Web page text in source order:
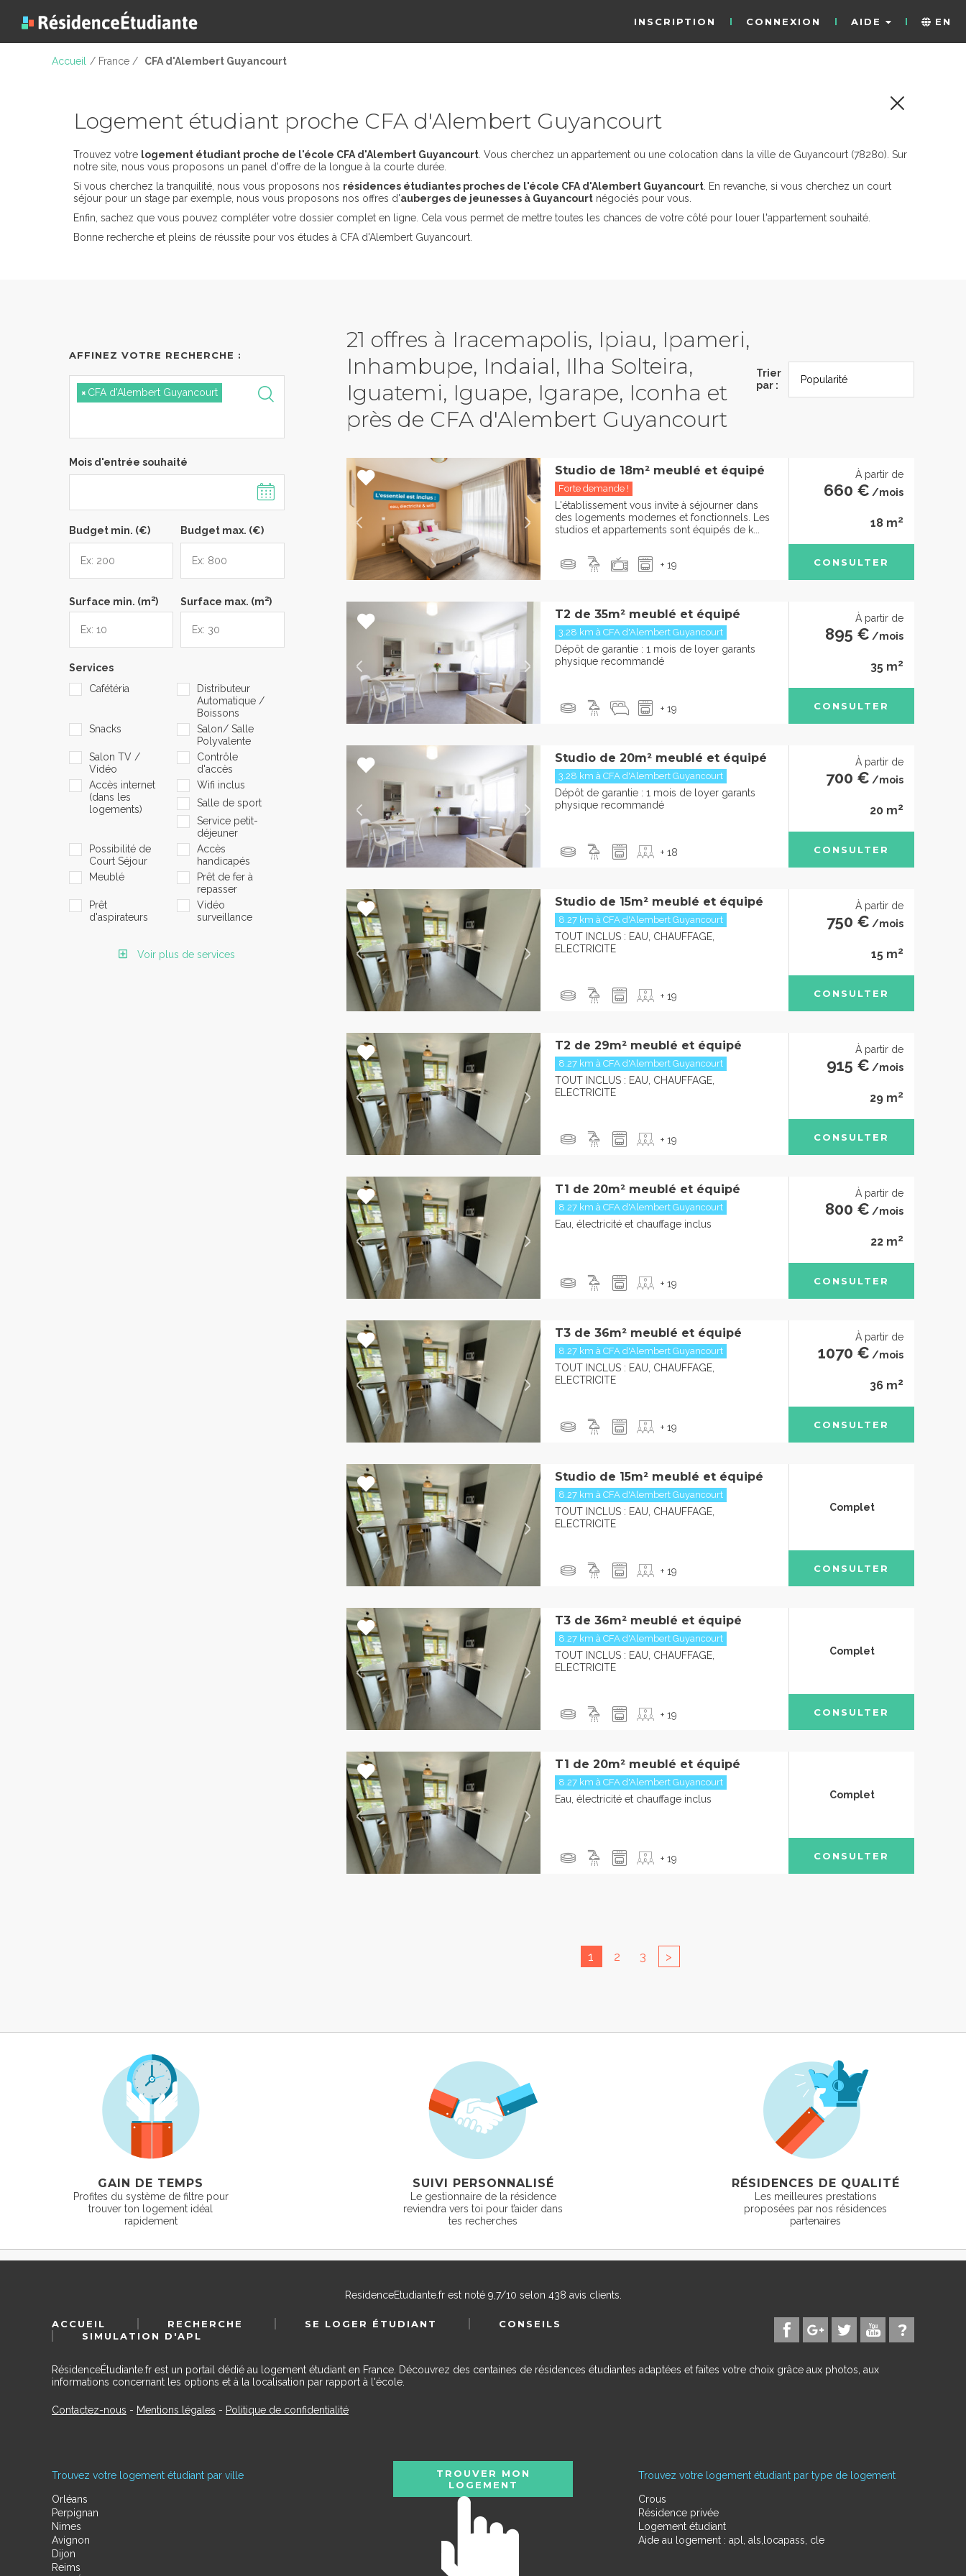
INSCRIPTION CONNEXION AIDE EN
Accueil / France / CFA d'Alembert Guyancourt
Logement étudiant proche CFA d'Alembert Guyancourt
Trouvez votre logement étudiant proche de l'école CFA d'Alembert Guyancourt . Vous cherchez un appartement ou une colocation dans la ville de Guyancourt (78280). Sur
notre site, nous vous proposons un panel d'offre de la longue à la courte durée.
Si vous cherchez la tranquilité, nous vous proposons nos résidences étudiantes proches de l'école CFA d'Alembert Guyancourt . En revanche, si vous cherchez un court
séjour pour un stage par exemple, nous vous proposons nos offres d'auberges de jeunesses à Guyancourt négociés pour vous.
Enfin, sachez que vous pouvez compléter votre dossier complet en ligne. Cela vous permet de mettre toutes les chances de votre côté pour louer l'appartement souhaité.
Bonne recherche et pleins de réussite pour vos études à CFA d'Alembert Guyancourt.
21 offres à Iracemapolis, Ipiau, Ipameri,
Inhambupe, Indaial, Ilha Solteira,
Iguatemi, Iguape, Igarape, Iconha et
près de CFA d'Alembert Guyancourt
Trier
par :
Studio de 18m² meublé et équipé
Forte demande !
L'établissement vous invite à séjourner dans
des logements modernes et fonctionnels. Les
studios et appartements sont équipés de k...
+ 19
À partir de
660 € /mois
18 m2
CONSULTER
T2 de 35m² meublé et équipé
3.28 km à CFA d'Alembert Guyancourt
Dépôt de garantie : 1 mois de loyer garants
physique recommandé
+ 19
À partir de
895 € /mois
35 m2
CONSULTER
Studio de 20m² meublé et équipé
3.28 km à CFA d'Alembert Guyancourt
Dépôt de garantie : 1 mois de loyer garants
physique recommandé
+ 18
À partir de
700 € /mois
20 m2
CONSULTER
Studio de 15m² meublé et équipé
8.27 km à CFA d'Alembert Guyancourt
TOUT INCLUS : EAU, CHAUFFAGE,
ELECTRICITE
+ 19
À partir de
750 € /mois
15 m2
CONSULTER
T2 de 29m² meublé et équipé
8.27 km à CFA d'Alembert Guyancourt
TOUT INCLUS : EAU, CHAUFFAGE,
ELECTRICITE
+ 19
À partir de
915 € /mois
29 m2
CONSULTER
T1 de 20m² meublé et équipé
8.27 km à CFA d'Alembert Guyancourt
Eau, électricité et chauffage inclus
+ 19
À partir de
800 € /mois
22 m2
CONSULTER
T3 de 36m² meublé et équipé
8.27 km à CFA d'Alembert Guyancourt
TOUT INCLUS : EAU, CHAUFFAGE,
ELECTRICITE
+ 19
À partir de
1070 € /mois
36 m2
CONSULTER
Studio de 15m² meublé et équipé
8.27 km à CFA d'Alembert Guyancourt
TOUT INCLUS : EAU, CHAUFFAGE,
ELECTRICITE
+ 19
Complet
CONSULTER
T3 de 36m² meublé et équipé
8.27 km à CFA d'Alembert Guyancourt
TOUT INCLUS : EAU, CHAUFFAGE,
ELECTRICITE
+ 19
Complet
CONSULTER
T1 de 20m² meublé et équipé
8.27 km à CFA d'Alembert Guyancourt
Eau, électricité et chauffage inclus
+ 19
Complet
CONSULTER
1 2 3 >
AFFINEZ VOTRE RECHERCHE :
× CFA d'Alembert Guyancourt
Mois d'entrée souhaité
Budget min. (€) Budget max. (€)
Surface min. (m2) Surface max. (m2)
Services
Cafétéria
Distributeur
Automatique /
Boissons
Snacks
Salon/ Salle
Polyvalente
Salon TV /
Vidéo
Contrôle
d'accès
Accès internet
(dans les
logements)
Wifi inclus
Salle de sport
Service petit-
déjeuner
Possibilité de
Court Séjour
Accès
handicapés
Meublé
Prêt de fer à
repasser
Prêt
d'aspirateurs
Vidéo
surveillance
Voir plus de services
GAIN DE TEMPS
Profites du système de filtre pour
trouver ton logement idéal
rapidement
SUIVI PERSONNALISÉ
Le gestionnaire de la résidence
reviendra vers toi pour t’aider dans
tes recherches
RÉSIDENCES DE QUALITÉ
Les meilleures prestations
proposées par nos résidences
partenaires
ResidenceEtudiante.frest noté 9,7/10 selon 438 avis clients.
ACCUEIL RECHERCHE SE LOGER ÉTUDIANT
CONSEILS
SIMULATION D'APL
RésidenceÉtudiante.fr est un portail dédié au logement étudiant en France. Découvrez des centaines de résidences étudiantes adaptées et faites votre choix grâce aux photos, aux
informations concernant les options et à la localisation par rapport à l'école.
Contactez-nous - Mentions légales - Politique de confidentialité
Trouvez votre logement étudiant par ville
Orléans
Perpignan
Nimes
Avignon
Dijon
Reims
Trouvez votre logement étudiant par type de logement
Crous
Résidence privée
Logement étudiant
Aide au logement : apl, als,locapass, cle
TROUVER MON
LOGEMENT